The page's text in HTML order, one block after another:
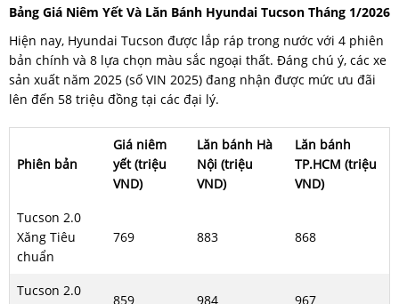
Bảng Giá Niêm Yết Và Lăn Bánh Hyundai Tucson Tháng 1/2026
Hiện nay, Hyundai Tucson được lắp ráp trong nước với 4 phiên
bản chính và 8 lựa chọn màu sắc ngoại thất. Đáng chú ý, các xe
sản xuất năm 2025 (số VIN 2025) đang nhận được mức ưu đãi
lên đến 58 triệu đồng tại các đại lý.
Phiên bản
Giá niêm
yết (triệu
VND)
Lăn bánh Hà
Nội (triệu
VND)
Lăn bánh
TP.HCM (triệu
VND)
Tucson 2.0
Xăng Tiêu
chuẩn
769 883 868
Tucson 2.0
859 984 967